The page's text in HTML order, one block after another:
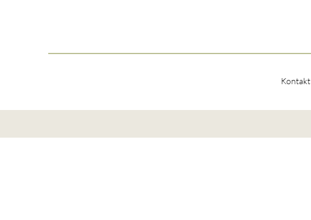
Kontakt